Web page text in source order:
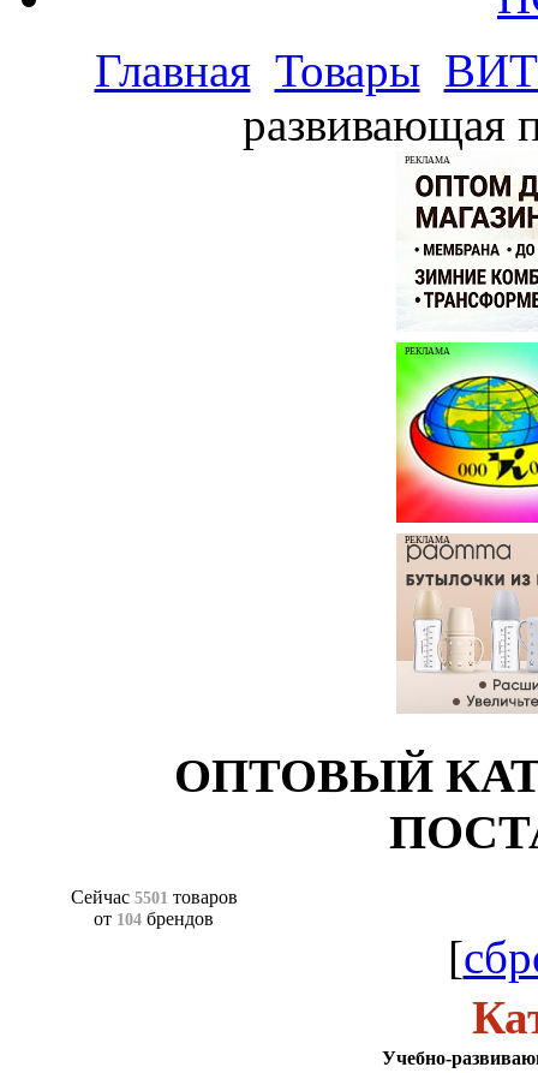
Главная Товары
развивающая
РЕКЛАМА
РЕКЛАМА
РЕКЛАМА
ОПТОВЫЙ
Сейчас 5501 товаров
от 104 брендов
[
Учебно-